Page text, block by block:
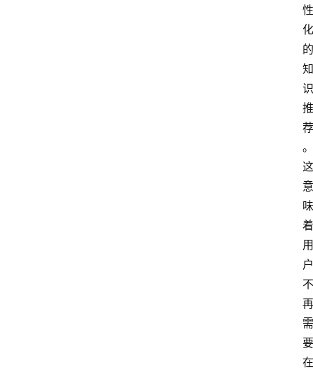
性
化
的
知
识
推
荐
。
这
意
味
着
用
户
不
再
需
要
在